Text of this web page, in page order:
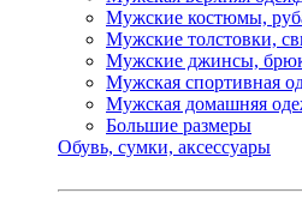
Мужские костюмы,
Мужские толстовки,
Мужские джинсы,
Мужская спортивная
Мужская домашняя
Большие размеры
Обувь, сумки, аксессуары